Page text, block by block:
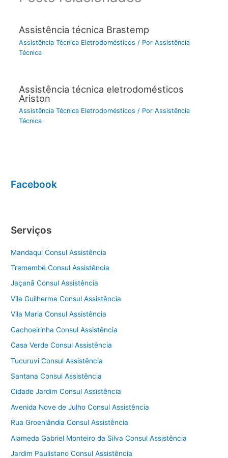
Assistência técnica Brastemp
Assistência Técnica Eletrodomésticos / Por Assistência
Técnica
Assistência técnica eletrodomésticos
Ariston
Assistência Técnica Eletrodomésticos / Por Assistência
Técnica
Facebook
Serviços
Mandaqui Consul Assistência
Tremembé Consul Assistência
Jaçanã Consul Assistência
Vila Guilherme Consul Assistência
Vila Maria Consul Assistência
Cachoeirinha Consul Assistência
Casa Verde Consul Assistência
Tucuruvi Consul Assistência
Santana Consul Assistência
Cidade Jardim Consul Assistência
Avenida Nove de Julho Consul Assistência
Rua Groenlândia Consul Assistência
Alameda Gabriel Monteiro da Silva Consul Assistência
Jardim Paulistano Consul Assistência